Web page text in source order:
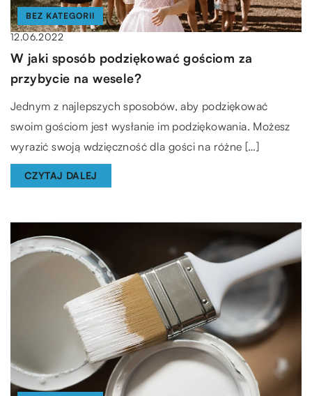
BEZ KATEGORII
12.06.2022
W jaki sposób podziękować gościom za
przybycie na wesele?
Jednym z najlepszych sposobów, aby podziękować
swoim gościom jest wysłanie im podziękowania. Możesz
wyrazić swoją wdzięczność dla gości na różne […]
CZYTAJ DALEJ